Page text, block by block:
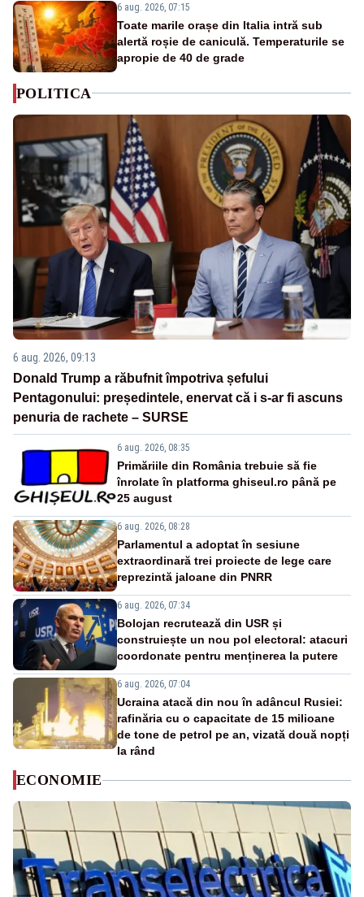
6 aug. 2026, 07:15
Toate marile orașe din Italia intră sub
alertă roșie de caniculă. Temperaturile se
apropie de 40 de grade
POLITICA
6 aug. 2026, 09:13
Donald Trump a răbufnit împotriva șefului
Pentagonului: președintele, enervat că i s-ar fi ascuns
penuria de rachete – SURSE
6 aug. 2026, 08:35
Primăriile din România trebuie să fie
înrolate în platforma ghiseul.ro până pe
25 august
6 aug. 2026, 08:28
Parlamentul a adoptat în sesiune
extraordinară trei proiecte de lege care
reprezintă jaloane din PNRR
6 aug. 2026, 07:34
Bolojan recrutează din USR și
construiește un nou pol electoral: atacuri
coordonate pentru menținerea la putere
6 aug. 2026, 07:04
Ucraina atacă din nou în adâncul Rusiei:
rafinăria cu o capacitate de 15 milioane
de tone de petrol pe an, vizată două nopți
la rând
ECONOMIE